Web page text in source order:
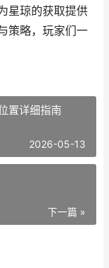
星琼的获取提供
策略，玩家们一
置详细指南
2026-05-13
下一篇 »